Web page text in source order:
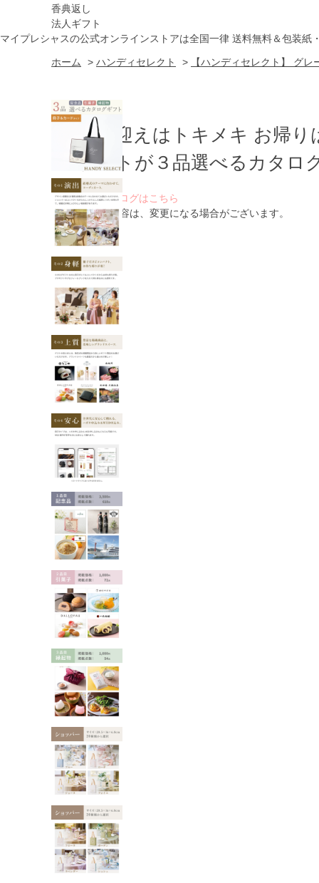
香典返し
法人ギフト
マイプレシャスの公式オンラインストアは全国一律 送料無料＆包装紙
ホーム > ハンディセレクト > 【ハンディセレクト】 グ
お出迎えはトキメキ お帰り
ゲストが３品選べるカタロ
WEBカタログはこちら
※ 掲載内容は、変更になる場合がございます。